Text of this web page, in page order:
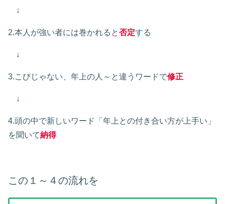
↓
2.本人が強い者には巻かれると否定する
↓
3.こびじゃない、年上の人～と違うワードで修正
↓
4.頭の中で新しいワード「年上との付き合い方が上手い」
を聞いて納得
この１～４の流れを